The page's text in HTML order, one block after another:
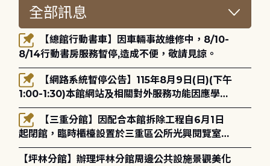
8/14行動書房服務暫停,造成不便，敬請見諒。
1:00-1:30)本館網站及相關對外服務功能因應學術
網路升級更新將暫停服務。
起閉館，臨時櫃檯設置於三重區公所光興閱覽室，
造成不便，敬請見諒。
【坪林分館】辦理坪林分館周邊公共設施景觀美化